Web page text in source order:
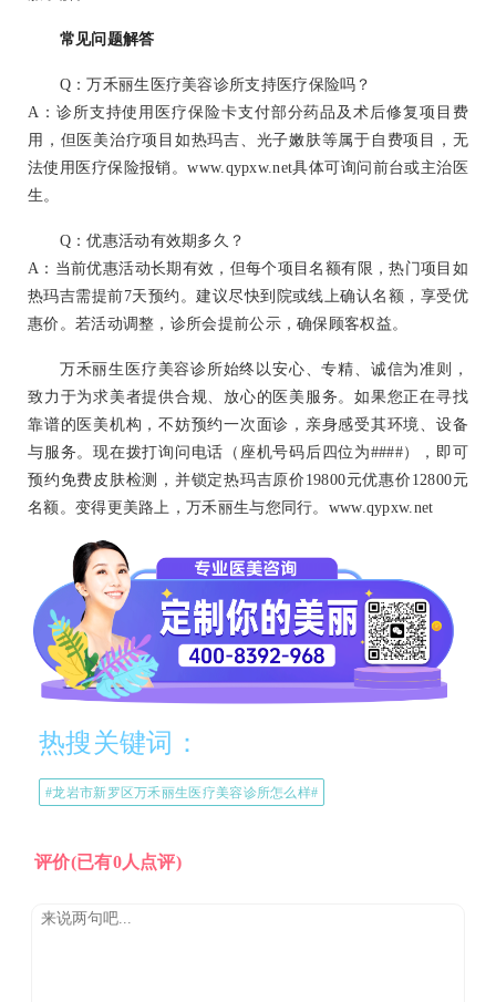
常见问题解答
Q：万禾丽生医疗美容诊所支持医疗保险吗？
A：诊所支持使用医疗保险卡支付部分药品及术后修复项目费
用，但医美治疗项目如热玛吉、光子嫩肤等属于自费项目，无
法使用医疗保险报销。www.qypxw.net具体可询问前台或主治医
生。
Q：优惠活动有效期多久？
A：当前优惠活动长期有效，但每个项目名额有限，热门项目如
热玛吉需提前7天预约。建议尽快到院或线上确认名额，享受优
惠价。若活动调整，诊所会提前公示，确保顾客权益。
万禾丽生医疗美容诊所始终以安心、专精、诚信为准则，
致力于为求美者提供合规、放心的医美服务。如果您正在寻找
靠谱的医美机构，不妨预约一次面诊，亲身感受其环境、设备
与服务。现在拨打询问电话（座机号码后四位为####），即可
预约免费皮肤检测，并锁定热玛吉原价19800元优惠价12800元
名额。变得更美路上，万禾丽生与您同行。www.qypxw.net
热搜关键词：
#龙岩市新罗区万禾丽生医疗美容诊所怎么样#
评价(已有0人点评)